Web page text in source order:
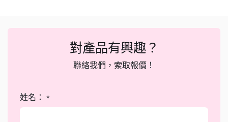
對產品有興趣？
聯絡我們，索取報價！
姓名： *